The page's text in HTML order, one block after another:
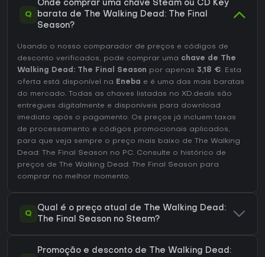
Q
Onde comprar uma chave Steam ou CD Key
barata de The Walking Dead: The Final
Season?
Usando o nosso comparador de preços e códigos de
desconto verificados, pode comprar uma chave de The
Walking Dead: The Final Season por apenas 3,18 €. Esta
oferta está disponível na Eneba
e é uma das mais baratas
do mercado. Todas as chaves listadas no XD.deals são
entregues digitalmente e disponíveis para download
imediato após o pagamento. Os preços já incluem taxas
de processamento e códigos promocionais aplicados,
para que veja sempre o preço mais baixo de The Walking
Dead: The Final Season no PC. Consulte o histórico de
preços de The Walking Dead: The Final Season para
comprar no melhor momento.
Q
Qual é o preço atual de The Walking Dead:
The Final Season no Steam?
Promoção e desconto de The Walking Dead: